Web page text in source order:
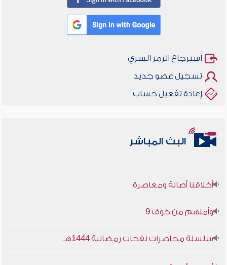
استرجاع الرمز السري
تسجيل عضو جديد
إعادة تفعيل حساب
البث المباشر
أخلاقنا أصالة ومعاصرة
وأمنهم من خوف 9
سلسلة محاضرات نفحات رمضانية 1444هـ